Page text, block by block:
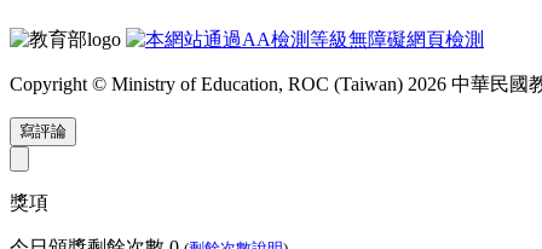
Copyright © Ministry of Education, ROC (Taiwan) 2026 中華民國
寫評論
獎項